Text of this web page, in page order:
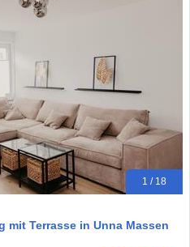
1 / 18
mit Terrasse in Unna Massen